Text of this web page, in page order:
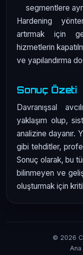
segmentlere
Hardening
artırmak için
hizmetlerin
ve yapılandırma
Sonuç Özeti
Davranışsal
yaklaşım olup,
analizine dayanır.
gibi tehditler,
Sonuç olarak, bu
bilinmeyen ve
oluşturmak için
© 2026
Ana